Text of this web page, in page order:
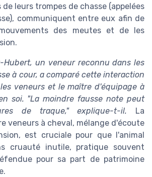
leurs trompes de chasse (appelées
communiquent entre eux afin de
des meutes et de les
Hubert, un veneur reconnu dans les
à cour, a comparé cette interaction
veneurs et le maître d'équipage à
soi. "La moindre fausse note peut
de traque," explique-t-il. La
veneurs à cheval, mélange d'écoute
est cruciale pour que l'animal
cruauté inutile, pratique souvent
pour sa part de patrimoine